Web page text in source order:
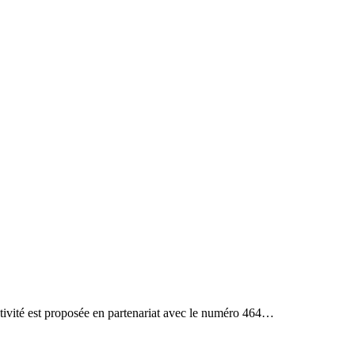
est proposée en partenariat avec le numéro 464…